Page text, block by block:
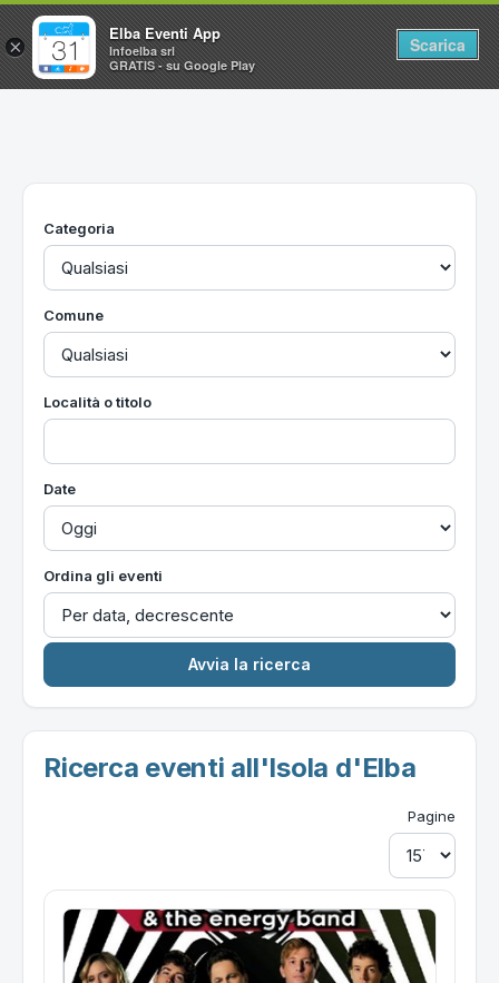
Home
Utilità
Categoria
Comune
Località o titolo
Date
Ordina gli eventi
Ricerca eventi all'Isola d'Elba
Pagine
×
Elba Eventi App
Infoelba srl
GRATIS - su Google Play
Scarica